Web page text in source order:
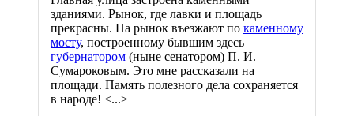
зданиями. Рынок, где лавки и площадь
прекрасны. На рынок въезжают по каменному
мосту, построенному бывшим здесь
губернатором (ныне сенатором) П. И.
Сумароковым. Это мне рассказали на
площади. Память полезного дела сохраняется
в народе! <...>